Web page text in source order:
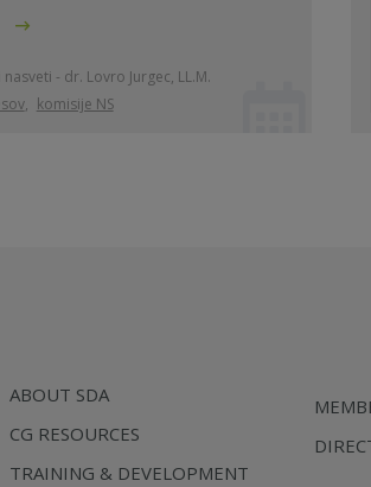
- dr. Lovro Jurgec, LL.M.
, komisije NS
ABOUT SDA
CG RESOURCES
TRAINING & DEVELOPMENT